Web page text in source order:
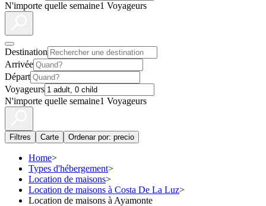
N'importe quelle semaine1 Voyageurs
Destination
Arrivée
Départ
Voyageurs
N'importe quelle semaine1 Voyageurs
Filtres Carte Ordenar por: precio
Home>
Types d'hébergement>
Location de maisons>
Location de maisons à Costa De La Luz>
Location de maisons à Ayamonte